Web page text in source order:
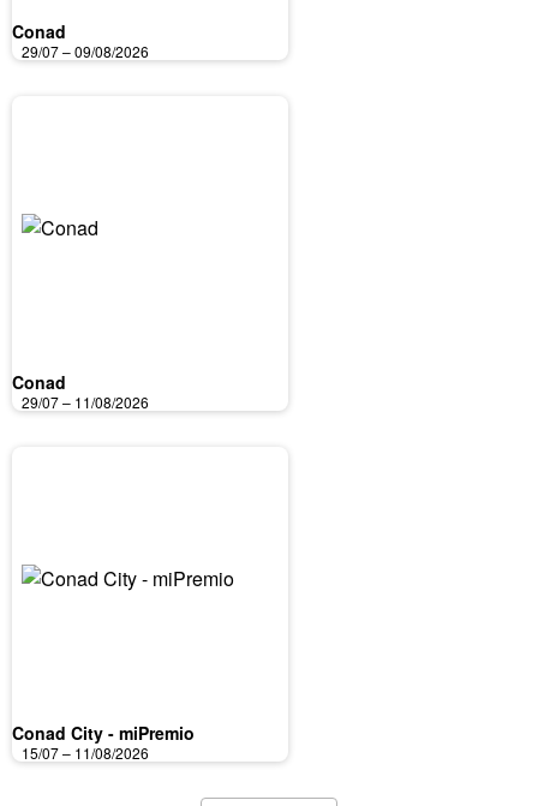
Conad
29/07 – 09/08/2026
Conad
29/07 – 11/08/2026
Conad City - miPremio
15/07 – 11/08/2026